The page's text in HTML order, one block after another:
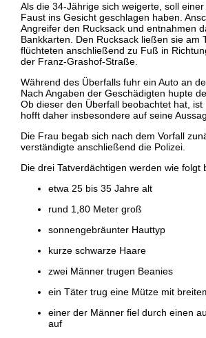
Als die 34-Jährige sich weigerte, soll
Faust ins Gesicht geschlagen haben.
Angreifer den Rucksack und entnahmen
Bankkarten. Den Rucksack ließen sie am
flüchteten anschließend zu Fuß in
der Franz-Grashof-Straße.
Während des Überfalls fuhr ein Auto an
Nach Angaben der Geschädigten hupte
Ob dieser den Überfall beobachtet hat, ist
hofft daher insbesondere auf seine
Die Frau begab sich nach dem Vorfall
verständigte anschließend die Polizei.
Die drei Tatverdächtigen werden wie folgt
etwa 25 bis 35 Jahre alt
rund 1,80 Meter groß
sonnengebräunter Hauttyp
kurze schwarze Haare
zwei Männer trugen Beanies
ein Täter trug eine Mütze mit
einer der Männer fiel durch einen
auf